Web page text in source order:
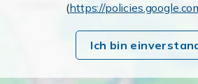
(https://
Ich bin